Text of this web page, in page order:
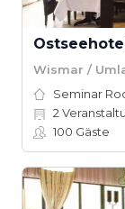
Wismar /
Seminar
2
100 Gäste